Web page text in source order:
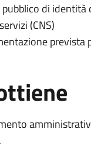
di
(CNS)
prevista